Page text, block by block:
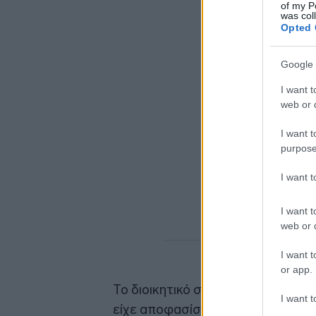
of my
was
Opted
Google
I want
web or
I want
I want
I want
web or
I want
or app.
I want
Το διοικητικό συμβούλιο του
είχε αποφασίσει τη μετονομασία